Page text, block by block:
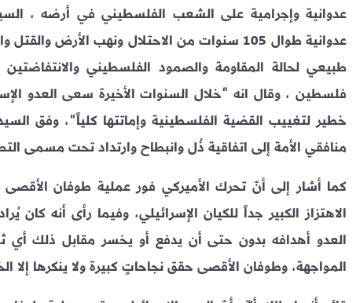
عدوانية وإجرامية على الشعب الفلسطيني في أرضه ،
عدوانية طوال 105 سنوات من الاحتلال ونهب الأرض
طبيعي لحالة المقاومة والصمود الفلسطيني والانتفاضتين
فلسطين ، وقال انه “خلال السنوات الأخيرة سعى العدو
خطير لتغييب القضية الفلسطينية وإماتتها كلياً”، وفق
منافقي الأمة إلى اتفاقية ذُل وانبطاح وارتداد تحت مسمى
كما أشار إلى أنّ تحرك الأميركي فور عملية طوفان الأقصى
الاهتزاز الكبير جداً للكيان الإسرائيلي، وفيما رأى أنه
العدو أهدافه بدون حتى أن يدفع أو يخسر مقابل ذلك أي
المواجهة، وطوفان الأقصى حقق نجاحاتٍ كبيرة ولا ينكرها إلا